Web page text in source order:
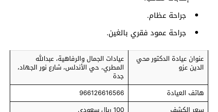
جراحة عظام.
جراحة عمود فقري بالغين.
عنوان عيادة الدكتور محي
الدين عزو
عيادات الجمال والرفاهية، عبدالله
المطري، حي الأندلس، شارع نور الجهاد،
جدة
هاتف العيادة
966126616566
سعر الكشف
100 ريال سعودي